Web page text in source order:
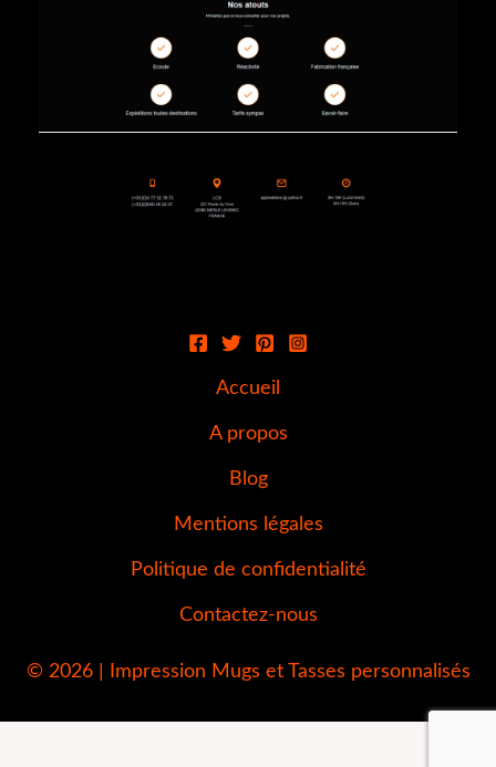
Accueil
A propos
Blog
Mentions légales
Politique de confidentialité
Contactez-nous
© 2026 | Impression Mugs et Tasses personnalisés